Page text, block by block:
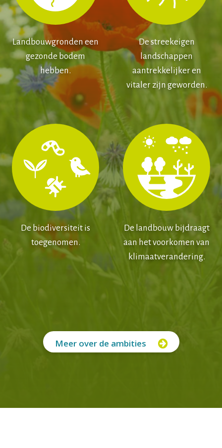
Landbouwgronden een
gezonde bodem
hebben.
De streekeigen
landschappen
aantrekkelijker en
vitaler zijn geworden.
De biodiversiteit is
toegenomen.
De landbouw bijdraagt
aan het voorkomen van
klimaatverandering.
Meer over de ambities